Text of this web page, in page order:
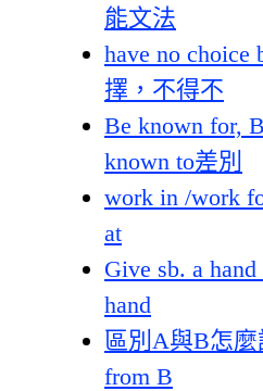
能文法
have no choice
擇，不得不
Be known for,
known to差別
work in /work
at
Give sb. a
hand
區別A與B怎麼
from B